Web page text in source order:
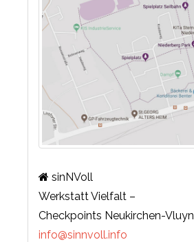
sinNVoll
Werkstatt Vielfalt –
Checkpoints Neukirchen-Vluyn
info@sinnvoll.info